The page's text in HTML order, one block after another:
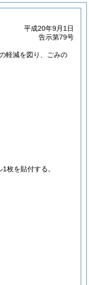
平成20年9月1日
告示第79号
軽減を図り、ごみの
枚を貼付する。